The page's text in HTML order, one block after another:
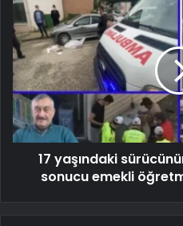
17 yaşındaki
sonucu emekli